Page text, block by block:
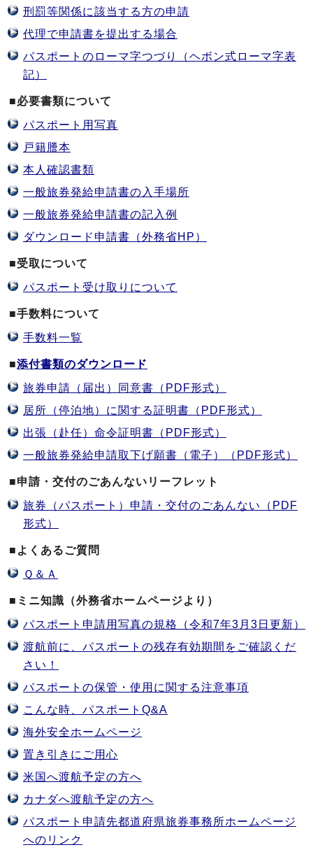
刑罰等関係に該当する方の申請
代理で申請書を提出する場合
パスポートのローマ字つづり（ヘボン式ローマ字表
記）
■必要書類について
パスポート用写真
戸籍謄本
本人確認書類
一般旅券発給申請書の入手場所
一般旅券発給申請書の記入例
ダウンロード申請書（外務省HP）
■受取について
パスポート受け取りについて
■手数料について
手数料一覧
■添付書類のダウンロード
旅券申請（届出）同意書（PDF形式）
居所（停泊地）に関する証明書（PDF形式）
出張（赴任）命令証明書（PDF形式）
一般旅券発給申請取下げ願書（電子）（PDF形式）
■申請・交付のごあんないリーフレット
旅券（パスポート）申請・交付のごあんない（PDF
形式）
■よくあるご質問
Ｑ＆Ａ
■ミニ知識（外務省ホームページより）
パスポート申請用写真の規格（令和7年3月3日更新）
渡航前に、パスポートの残存有効期間をご確認くだ
さい！
パスポートの保管・使用に関する注意事項
こんな時、パスポートQ&A
海外安全ホームページ
置き引きにご用心
米国へ渡航予定の方へ
カナダへ渡航予定の方へ
パスポート申請先都道府県旅券事務所ホームページ
へのリンク